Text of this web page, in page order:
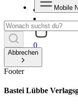
0
Mobile
Abbrechen
Footer
Bastei Lübbe